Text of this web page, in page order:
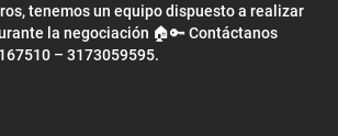
tenemos un equipo dispuesto a realizar
la negociación 🏠🔑 Contáctanos
– 3173059595.